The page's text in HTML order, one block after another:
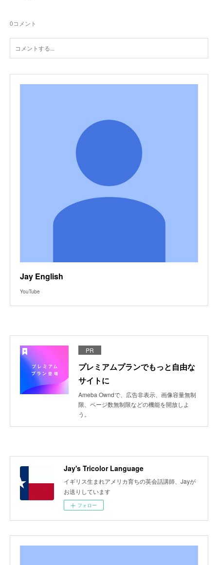
0コメント
Jay English
YouTube
PR
プレミアムプランでもっと自由な
サイトに
Ameba Owndで、広告非表示、画像容量無制
限、ページ数無制限などの機能を開放しよ
う。
Jay's Tricolor Language
イギリス生まれアメリカ育ちの英会話講師、Jayが
お送りしています
フォロー